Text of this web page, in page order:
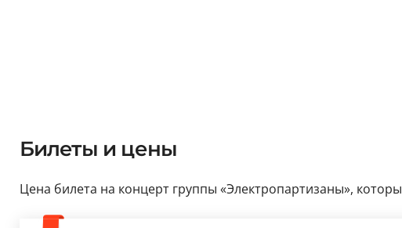
Билеты и цены
Цена билета на концерт группы «Электропартизаны»,